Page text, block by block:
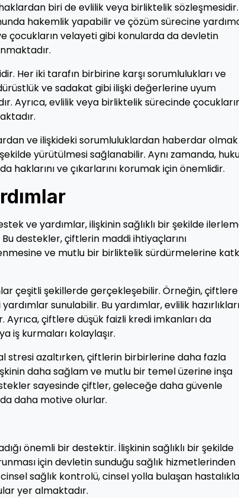
biri de evlilik veya birliktelik
hakemlik yapabilir ve çözüm sürecine
çocukların velayeti gibi konularda da devletin
Her iki tarafın birbirine karşı sorumlulukları ve
ve sadakat gibi ilişki değerlerine uyum
Ayrıca, evlilik veya birliktelik sürecinde
ve ilişkideki sorumluluklardan haberdar olmak
yürütülmesi sağlanabilir. Aynı zamanda,
ve çıkarlarını korumak için önemlidir.
ve yardımlar, ilişkinin sağlıklı bir şekilde
destekler, çiftlerin maddi ihtiyaçlarını
ve mutlu bir birliktelik sürdürmelerine
çeşitli şekillerde gerçekleşebilir. Örneğin, çiftlere
sunulabilir. Bu yardımlar, evlilik
Ayrıca, çiftlere düşük faizli kredi imkanları da
iş kurmaları kolaylaşır.
stresi azaltırken, çiftlerin birbirlerine daha fazla
daha sağlam ve mutlu bir temel üzerine inşa
sayesinde çiftler, geleceğe daha güvenle
daha motive olurlar.
önemli bir destektir. İlişkinin sağlıklı bir şekilde
için devletin sunduğu sağlık hizmetlerinden
sağlık kontrolü, cinsel yolla bulaşan
yer almaktadır.